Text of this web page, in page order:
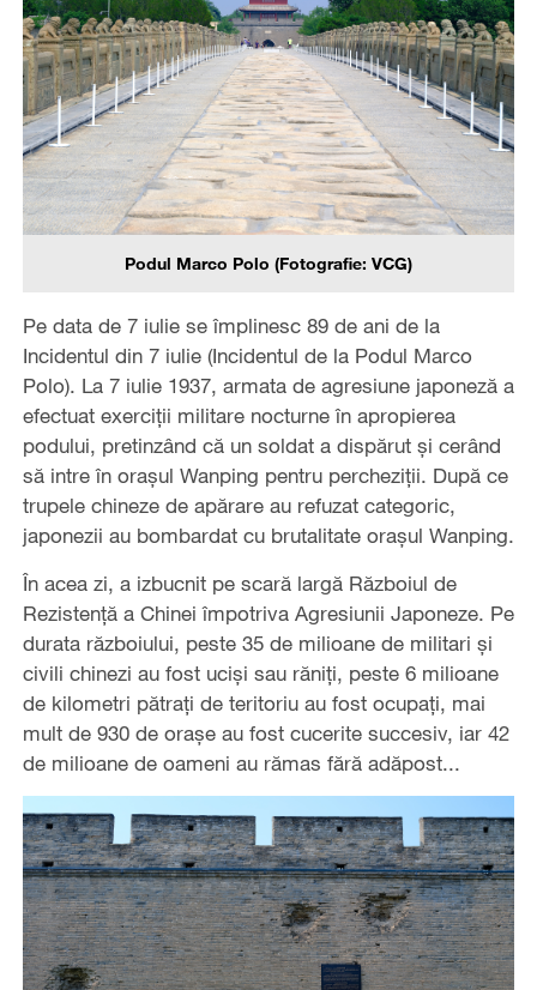
Podul Marco Polo (Fotografie: VCG)
Pe data de 7 iulie se împlinesc 89 de ani de la
Incidentul din 7 iulie (Incidentul de la Podul Marco
Polo). La 7 iulie 1937, armata de agresiune japoneză a
efectuat exerciții militare nocturne în apropierea
podului, pretinzând că un soldat a dispărut și cerând
să intre în orașul Wanping pentru percheziții. După ce
trupele chineze de apărare au refuzat categoric,
japonezii au bombardat cu brutalitate orașul Wanping.
În acea zi, a izbucnit pe scară largă Războiul de
Rezistență a Chinei împotriva Agresiunii Japoneze. Pe
durata războiului, peste 35 de milioane de militari și
civili chinezi au fost uciși sau răniți, peste 6 milioane
de kilometri pătrați de teritoriu au fost ocupați, mai
mult de 930 de orașe au fost cucerite succesiv, iar 42
de milioane de oameni au rămas fără adăpost...